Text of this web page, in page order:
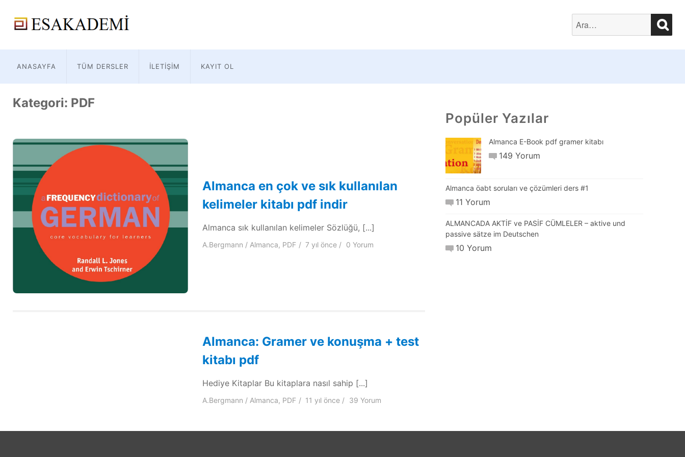
for:
ANASAYFA TÜM DERSLER İLETIŞIM KAYIT OL
Kategori: PDF
Almanca en çok ve sık kullanılan
kelimeler kitabı pdf indir
Almanca sık kullanılan kelimeler Sözlüğü, [...]
A.Bergmann Almanca, PDF 7 yılönce 0 Yorum
Almanca: Gramer ve konuşma + test
kitabı pdf
Hediye Kitaplar Bu kitaplara nasıl sahip [...]
A.Bergmann Almanca, PDF 11 yılönce 39 Yorum
Popüler Yazılar
Almanca E-Book pdf gramer kitabı
149 Yorum
Almanca öabt soruları ve çözümleri ders #1
11 Yorum
ALMANCADA AKTİF ve PASİF CÜMLELER – aktive und
passive sätze im Deutschen
10 Yorum